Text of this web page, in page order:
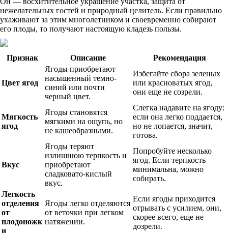
нежелательных гостей и природный целитель. Если правильно
ухаживают за этим многолетником и своевременно собирают
его плоды, то получают настоящую кладезь пользы.
Признак Описание Рекомендация
Цвет ягод
Ягоды приобретают
насыщенный темно-
синий или почти
черный цвет.
Избегайте сбора зеленых
или красноватых ягод,
они еще не созрели.
Мягкость
ягод
Ягоды становятся
мягкими на ощупь, но
не кашеобразными.
Слегка надавите на ягоду:
если она легко поддается,
но не лопается, значит,
готова.
Вкус
Ягоды теряют
излишнюю терпкость и
приобретают
сладковато-кислый
вкус.
Попробуйте несколько
ягод. Если терпкость
минимальна, можно
собирать.
Легкость
отделения
от
плодоножк
и
Ягоды легко отделяются
от веточки при легком
натяжении.
Если ягоды приходится
отрывать с усилием, они,
скорее всего, еще не
дозрели.